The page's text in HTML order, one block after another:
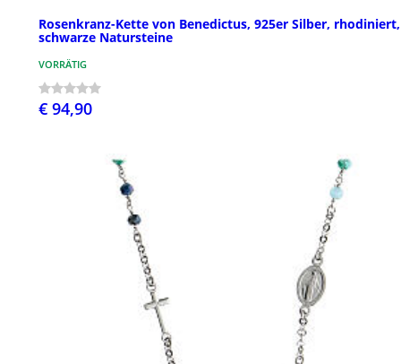
Rosenkranz-Kette von Benedictus, 925er Silber, rhodiniert,
schwarze Natursteine
VORRÄTIG
€ 94,90